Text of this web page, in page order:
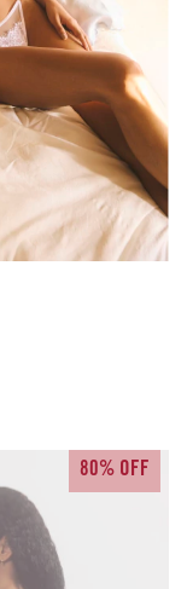
80% OFF